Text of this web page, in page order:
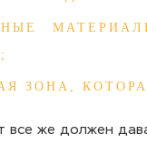
ЗОНА,
же должен